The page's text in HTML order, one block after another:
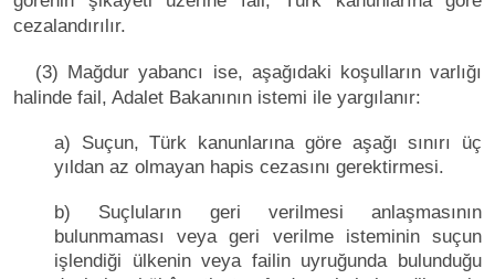
cezalandırılır.
(3) Mağdur yabancı ise, aşağıdaki koşulların varlığı
halinde fail, Adalet Bakanının istemi ile yargılanır:
a) Suçun, Türk kanunlarına göre aşağı sınırı üç
yıldan az olmayan hapis cezasını gerektirmesi.
b) Suçluların geri verilmesi anlaşmasının
bulunmaması veya geri verilme isteminin suçun
işlendiği ülkenin veya failin uyruğunda bulunduğu